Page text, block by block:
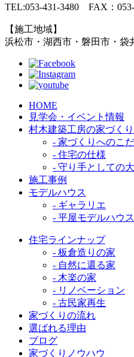
TEL:053-431-3480 FAX：053-
【施工地域】
浜松市・湖西市・磐田市・袋
HOME
見学会・イベント情報
村木建築工房の家づくり
- 家づくりへのこ
- 住宅の仕様
- 守り手としての
施工事例
モデルハウス
- ギャラリエ
- 平屋モデルハウス
住宅ラインナップ
- 板倉造りの家
- 自然に還る家
- 木楽の家
- リノベーション
- 古民家再生
家づくりの流れ
選ばれる理由
ブログ
家づくりノウハウ